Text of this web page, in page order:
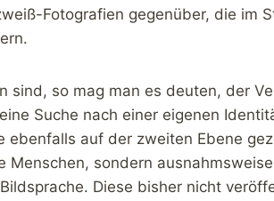
Fotografien gegenüber, die im
sind, so mag man es deuten, der
Suche nach einer eigenen
auf der zweiten Ebene
sondern
Diese bisher nicht